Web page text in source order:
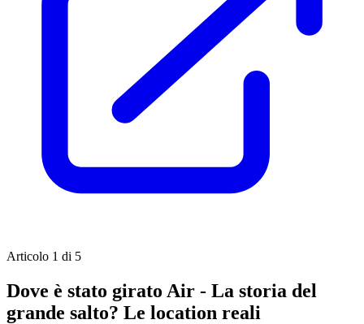
Articolo 1 di 5
Dove è stato girato Air - La storia del
grande salto? Le location reali